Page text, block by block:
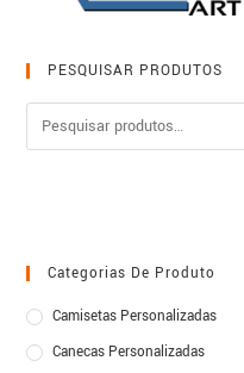
PESQUISAR PRODUTOS
Categorias De Produto
Camisetas Personalizadas
Canecas Personalizadas